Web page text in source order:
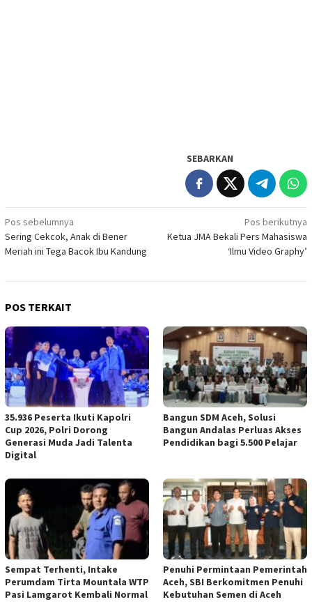
SEBARKAN
Navigasi
pos
Pos sebelumnya
Sering Cekcok, Anak di Bener
Meriah ini Tega Bacok Ibu Kandung
Pos berikutnya
Ketua JMA Bekali Pers Mahasiswa
‘Ilmu Video Graphy’
POS TERKAIT
35.936 Peserta Ikuti Kapolri
Cup 2026, Polri Dorong
Generasi Muda Jadi Talenta
Digital
Bangun SDM Aceh, Solusi
Bangun Andalas Perluas Akses
Pendidikan bagi 5.500 Pelajar
Sempat Terhenti, Intake
Perumdam Tirta Mountala WTP
Pasi Lamgarot Kembali Normal
Penuhi Permintaan Pemerintah
Aceh, SBI Berkomitmen Penuhi
Kebutuhan Semen di Aceh